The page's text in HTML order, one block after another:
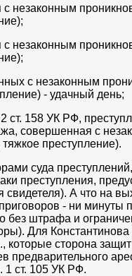
незаконным
незаконным
с незаконным
- удачный день;
ст. 158 УК РФ,
совершенная с
преступление).
суда
преступления,
свидетеля). А что на
- ни минуты
без штрафа и
Для
сторона
1 ст. 105 УК РФ.